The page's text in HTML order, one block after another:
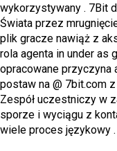
wykorzystywany . 7Bit
Świata przez
plik gracze nawiąż z
rola agenta in under as
opracowane przyczyna
postaw na @ 7bit.com
Zespół uczestniczy w
sporze i wyciągu z
wiele proces językowy .